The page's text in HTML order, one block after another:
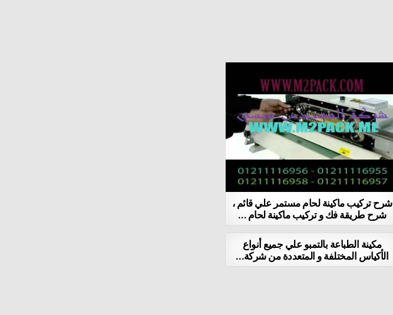
شرح تركيب ماكينة لحام مستمر علي قائم ،
شرح طريقة فك و تركيب ماكينة لحام …
مكينة الطباعة بالتمبو علي جميع أنواع
الأكياس المختلفة و المتعددة من شركة…